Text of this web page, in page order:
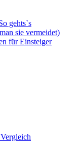
gehts`s
sie vermeidet)
für Einsteiger